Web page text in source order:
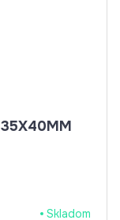
35X40MM
Skladom